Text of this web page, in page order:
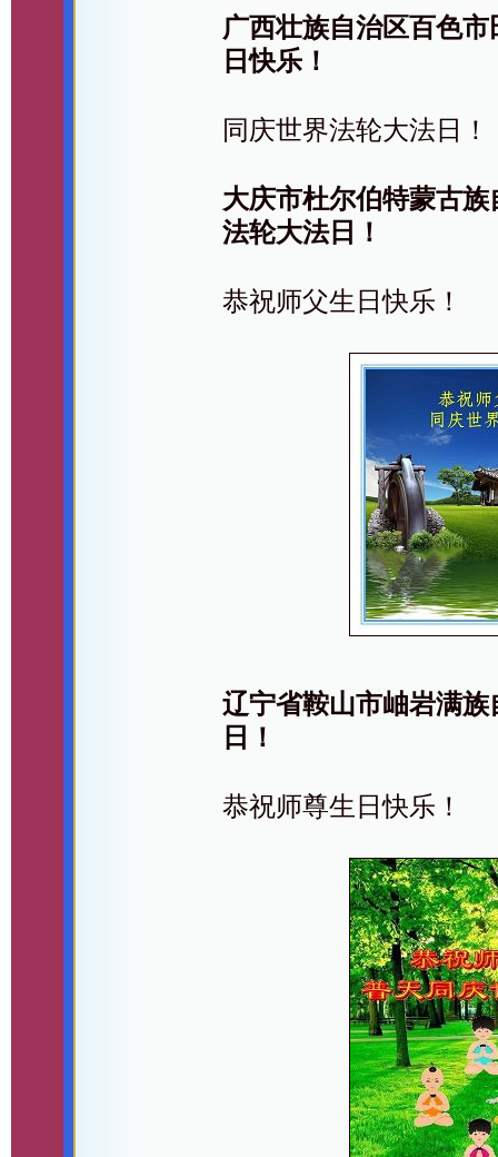
广西壮族自治区百色
日快乐！
同庆世界法轮大法日！
大庆市杜尔伯特蒙古
法轮大法日！
恭祝师父生日快乐！
辽宁省鞍山市岫岩满
日！
恭祝师尊生日快乐！